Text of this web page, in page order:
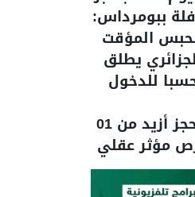
ببومرداس:
المؤقت
يطلق
للدخول
شرطة زرالدة تحجز أزيد من 01